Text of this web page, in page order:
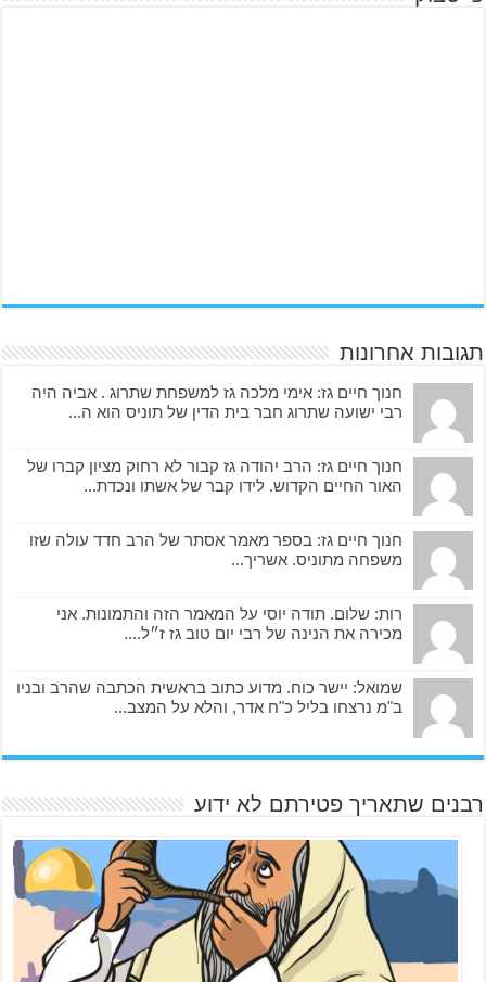
תגובות אחרונות
חנוך חיים גז: אימי מלכה גז למשפחת שתרוג . אביה היה
רבי ישועה שתרוג חבר בית הדין של תוניס הוא ה...
חנוך חיים גז: הרב יהודה גז קבור לא רחוק מציון קברו של
האור החיים הקדוש. לידו קבר של אשתו ונכדת...
חנוך חיים גז: בספר מאמר אסתר של הרב חדד עולה שזו
משפחה מתוניס. אשריך...
רות: שלום. תודה יוסי על המאמר הזה והתמונות. אני
מכירה את הנינה של רבי יום טוב גז ז״ל....
שמואל: יישר כוח. מדוע כתוב בראשית הכתבה שהרב ובניו
ב"מ נרצחו בליל כ"ח אדר, והלא על המצב...
רבנים שתאריך פטירתם לא ידוע